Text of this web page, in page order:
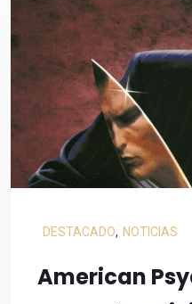
DESTACADO, NOTICIAS
American